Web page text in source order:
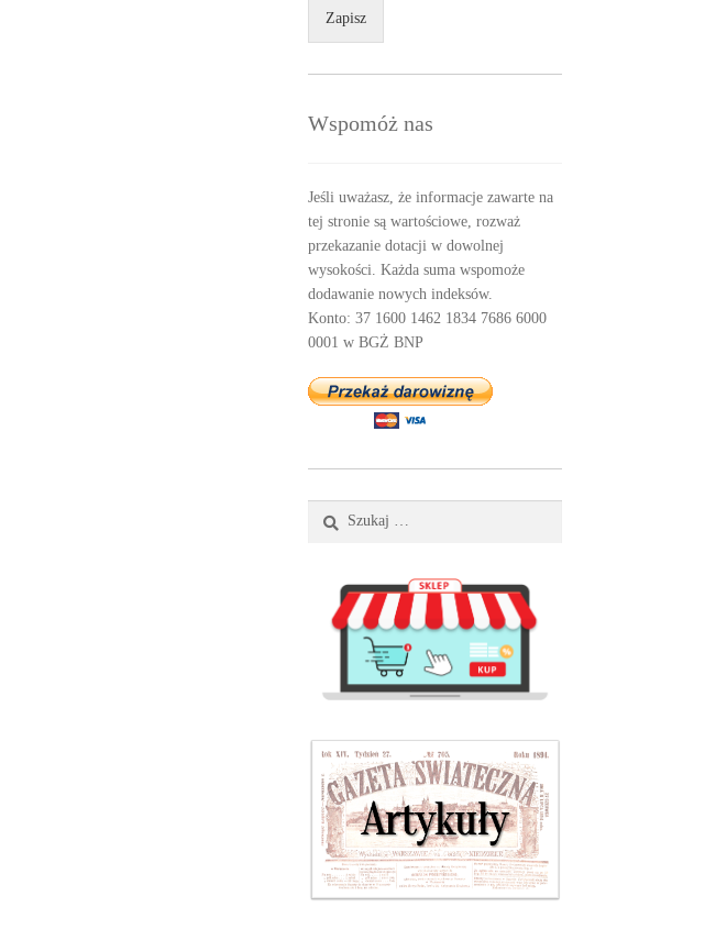
Zapisz
Wspomóż nas
Jeśli uważasz, że informacje zawarte na
tej stronie są wartościowe, rozważ
przekazanie dotacji w dowolnej
wysokości. Każda suma wspomoże
dodawanie nowych indeksów.
Konto: 37 1600 1462 1834 7686 6000
0001 w BGŻ BNP